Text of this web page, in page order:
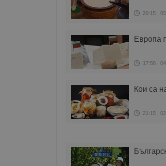
20:15 |
Европа
17:58 |
Кои са
21:15 |